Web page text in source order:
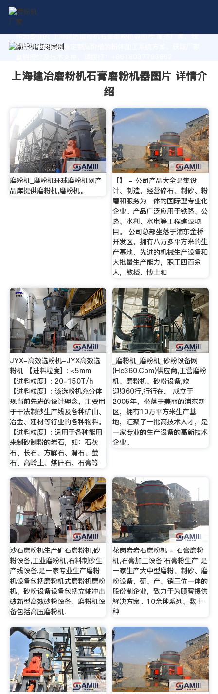
作为专业的 上海建冶磨粉机石膏磨粉机器图片 制造厂家，我
们致力于为您量身定制高价值的粉体加工系统方案。获取厂家
上海建冶磨粉机石膏磨粉机器图片 详情介
绍
磨粉机_磨粉机环球磨粉机网产
品库提供磨粉机,磨粉机。
【】 - 公司产品大全是集设
计、制造，经营碎石、制砂、粉
磨和服务为一体的国际型专业化
企业。产品广泛应用于铁路、公
路、水利、水电等工程建设项
目。 公司总部坐落于浦东金桥
开发区，拥有八万多平方米的生
产基地、先进的机械生产设备和
大批量生产能力，职工四百余
人，教授、博士和
JYX-高效选粉机-JYX高效选
粉机 【进料粒度】: <5mm
【进料粒度】: 20-150T/h
【进料粒度】: 该选粉机充分体
现当前先进的设计理念，主要用
于干法制砂生产线及各种矿山、
冶金、建材等行业的各种物料。
【进料粒度】: 适用于各种能用
来制砂制粉的岩石，如：石灰
石、长石、方解石、滑石、萤
石、高岭土、煤矸石、石膏等
_磨粉机_磨粉机_砂粉设备网
(Hc360.Com)供应商,主营磨粉
机、磨粉机、砂粉设备,欢
迎!360行,行行在。 成立于
2005年，坐落于美丽的浦东新
区，拥有10万平方米生产基
地，汇聚了一批高技术人才，是
一家专业的生产设备的高新技术
企业。
沙石磨粉机生产矿石磨粉机,砂
粉设备,工业磨粉机,石料制砂生
产线设备.是一家专业生产磨粉
机设备包括磨粉机式磨粉机磨粉
机、砂粉设备设备包括立轴冲击
破新型高效砂粉设备、磨粉机设
备包括高压磨粉机.
花岗岩岩石磨粉机 - 石膏磨粉
机,石膏加工设备,石膏粉生产 是
一家生产大中型磨粉、制砂、磨
粉设备，研、产、销三位一体的
股份制企业，致力于为顾客提供
解决方案。10余种系列、数十
种